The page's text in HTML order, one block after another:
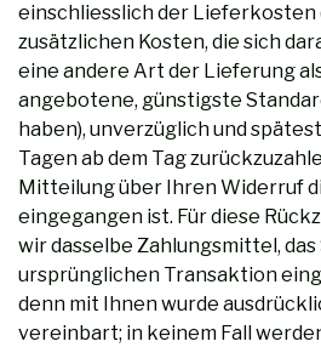
einschliesslich der Lieferkosten
zusätzlichen Kosten, die sich
eine andere Art der Lieferung
angebotene, günstigste
haben), unverzüglich und
Tagen ab dem Tag
Mitteilung über Ihren Widerruf
eingegangen ist. Für diese
wir dasselbe Zahlungsmittel, das
ursprünglichen Transaktion
denn mit Ihnen wurde
vereinbart; in keinem Fall